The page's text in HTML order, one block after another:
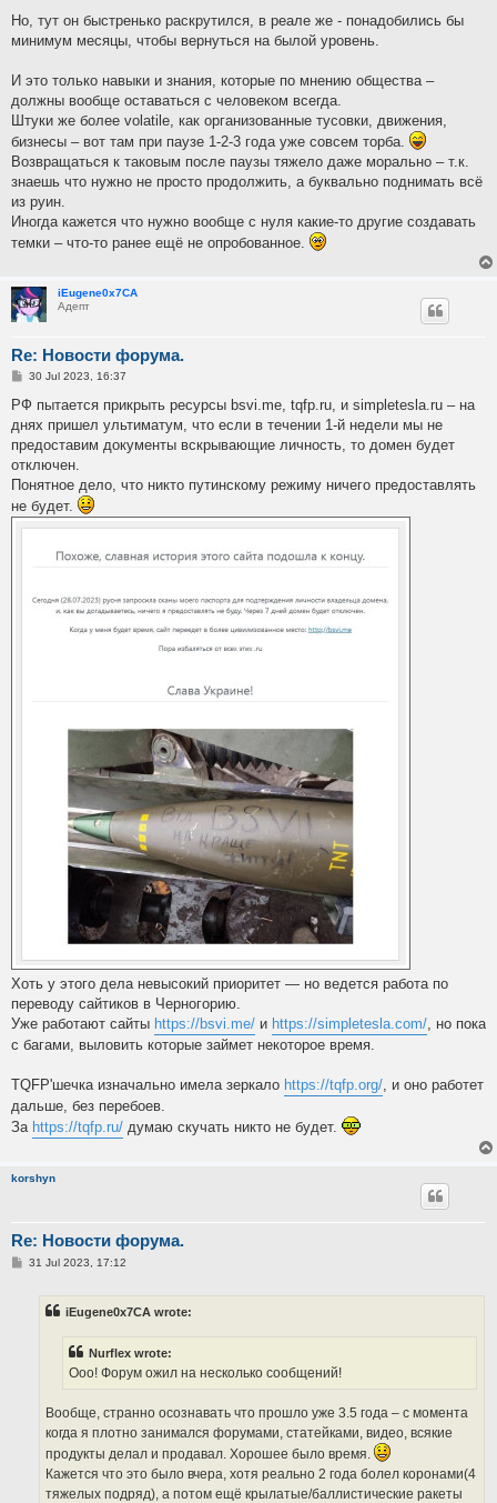
Но, тут он быстренько раскрутился, в реале же - понадобились бы
минимум месяцы, чтобы вернуться на былой уровень.
И это только навыки и знания, которые по мнению общества –
должны вообще оставаться с человеком всегда.
Штуки же более volatile, как организованные тусовки, движения,
бизнесы – вот там при паузе 1-2-3 года уже совсем торба.
Возвращаться к таковым после паузы тяжело даже морально – т.к.
знаешь что нужно не просто продолжить, а буквально поднимать всё
из руин.
Иногда кажется что нужно вообще с нуля какие-то другие создавать
темки – что-то ранее ещё не опробованное.
iEugene0x7CA
Адепт
Re: Новости форума.
P
s
30 Jul 2023, 16:37
РФ пытается прикрыть ресурсы bsvi.me, tqfp.ru, и simpletesla.ru – на
днях пришел ультиматум, что если в течении 1-й недели мы не
предоставим документы вскрывающие личность, то домен будет
отключен.
Понятное дело, что никто путинскому режиму ничего предоставлять
не будет.
Хоть у этого дела невысокий приоритет — но ведется работа по
переводу сайтиков в Черногорию.
Уже работают сайты https://bsvi.me/ и https://simpletesla.com/, но пока
с багами, выловить которые займет некоторое время.
TQFP'шечка изначально имела зеркало https://tqfp.org/, и оно работет
дальше, без перебоев.
За https://tqfp.ru/ думаю скучать никто не будет.
korshyn
Re: Новости форума.
P31 Jul 2023, 17:12
iEugene0x7CA wrote:
Nurflex wrote:
Ооо! Форум ожил на несколько сообщений!
Вообще, странно осознавать что прошло уже 3.5 года – с момента
когда я плотно занимался форумами, статейками, видео, всякие
продукты делал и продавал. Хорошее было время.
Кажется что это было вчера, хотя реально 2 года болел коронами(4
тяжелых подряд), а потом ещё крылатые/баллистические ракеты